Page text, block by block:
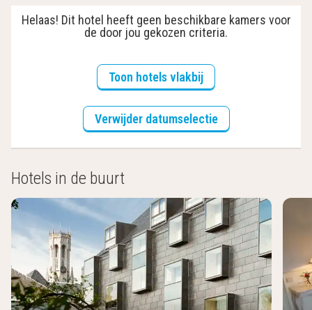
Helaas! Dit hotel heeft geen beschikbare kamers voor
de door jou gekozen criteria.
Toon hotels vlakbij
Verwijder datumselectie
Hotels in de buurt